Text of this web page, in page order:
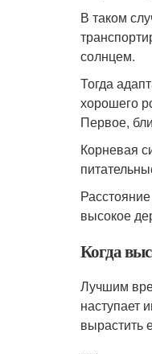
В таком
солнцем.
Тогда
хорошего
Первое,
Корневая
высокое
Когда
Лучшим
наступает
вырастить